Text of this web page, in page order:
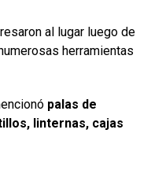
al lugar luego de
herramientas
palas de
linternas, cajas